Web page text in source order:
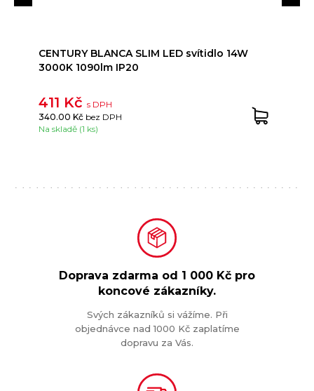
CENTURY BLANCA SLIM LED svítidlo 14W
3000K 1090lm IP20
411 Kčs DPH
340.00 Kč bez DPH
Na skladě (1 ks)
Doprava zdarma od 1 000 Kč pro
koncové zákazníky.
Svých zákazníků si vážíme. Při
objednávce nad 1000 Kč zaplatíme
dopravu za Vás.